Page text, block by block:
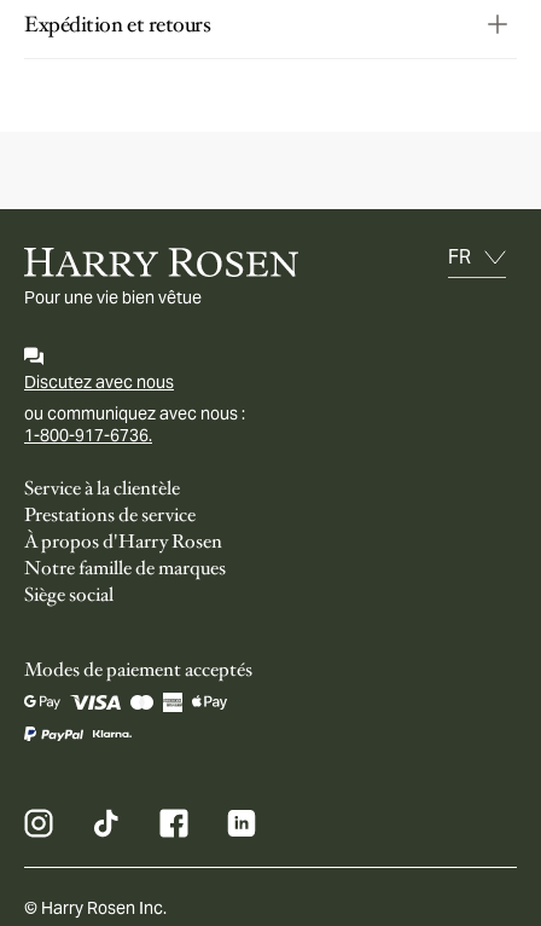
Expédition et retours
Pour une vie bien vêtue
Discutez avec nous
ou communiquez avec nous :
1-800-917-6736.
Service à la clientèle
Prestations de service
À propos d'Harry Rosen
Notre famille de marques
Siège social
Modes de paiement acceptés
© Harry Rosen Inc.